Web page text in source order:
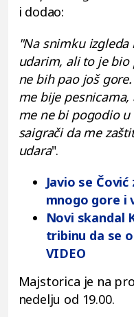
i dodao:
"Na snimku
udarim, ali to je
ne bih pao još
me bije
me ne bi pogodio
saigrači da me
udara".
Javio se
mnogo gore i
Novi skandal
tribinu da se
VIDEO
Majstorica je na
nedelju od 19.00.